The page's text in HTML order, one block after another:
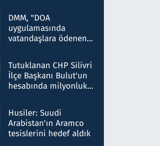
DMM, "DOA
uygulamasında
vatandaşlara ödenen
düşürüldüğü" iddiasını
yalanladı
Tutuklanan CHP Silivri
İlçe Başkanı Bulut'un
hesabında milyonluk
talimat verdi, ben
gönderdim
Husiler: Suudi
Arabistan'ın Aramco
tesislerini hedef aldık